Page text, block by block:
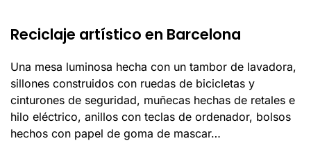
Reciclaje artístico en Barcelona
Una mesa luminosa hecha con un tambor de lavadora,
sillones construidos con ruedas de bicicletas y
cinturones de seguridad, muñecas hechas de retales e
hilo eléctrico, anillos con teclas de ordenador, bolsos
hechos con papel de goma de mascar…